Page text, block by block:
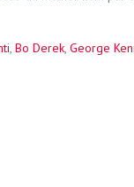
, Bo Derek, George